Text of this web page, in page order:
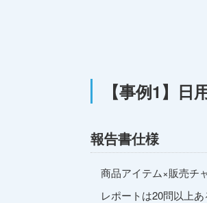
【事例1】
報告書仕様
商品アイテム×販売チ
レポートは20問以上